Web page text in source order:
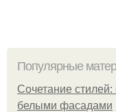
Популярные
Сочетание
белыми фасадами